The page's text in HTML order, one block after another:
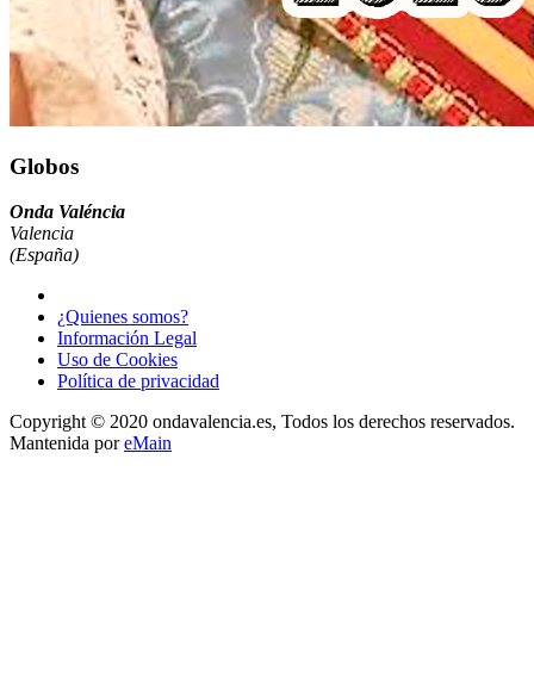
Globos
Onda Valéncia
Valencia
(España)
¿Quienes somos?
Información Legal
Uso de Cookies
Política de privacidad
Copyright © 2020 ondavalencia.es, Todos los derechos reservados.
Mantenida poreMain